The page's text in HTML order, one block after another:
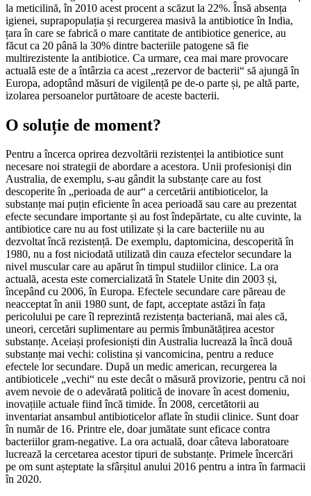
la meticilină, în 2010 acest procent a scăzut la 22%. Însă absența
igienei, suprapopulația și recurgerea masivă la antibiotice în India,
țara în care se fabrică o mare cantitate de antibiotice generice, au
făcut ca 20 până la 30% dintre bacteriile patogene să fie
multirezistente la antibiotice. Ca urmare, cea mai mare provocare
actuală este de a întârzia ca acest „rezervor de bacterii“ să ajungă în
Europa, adoptând măsuri de vigilență pe de-o parte și, pe altă parte,
izolarea persoanelor purtătoare de aceste bacterii.
O soluție de moment?
Pentru a încerca oprirea dezvoltării rezistenței la antibiotice sunt
necesare noi strategii de abordare a acestora. Unii profesioniși din
Australia, de exemplu, s-au gândit la substanțe care au fost
descoperite în „perioada de aur“ a cercetării antibioticelor, la
substanțe mai puțin eficiente în acea perioadă sau care au prezentat
efecte secundare importante și au fost îndepărtate, cu alte cuvinte, la
antibiotice care nu au fost utilizate și la care bacteriile nu au
dezvoltat încă rezistență. De exemplu, daptomicina, descoperită în
1980, nu a fost niciodată utilizată din cauza efectelor secundare la
nivel muscular care au apărut în timpul studiilor clinice. La ora
actuală, acesta este comercializată în Statele Unite din 2003 și,
începând cu 2006, în Europa. Efectele secundare care păreau de
neacceptat în anii 1980 sunt, de fapt, acceptate astăzi în fața
pericolului pe care îl reprezintă rezistența bacteriană, mai ales că,
uneori, cercetări suplimentare au permis îmbunătățirea acestor
substanțe. Aceiași profesioniști din Australia lucrează la încă două
substanțe mai vechi: colistina și vancomicina, pentru a reduce
efectele lor secundare. După un medic american, recurgerea la
antibioticele „vechi“ nu este decât o măsură provizorie, pentru că noi
avem nevoie de o adevărată politică de inovare în acest domeniu,
inovațiile actuale fiind încă timide. În 2008, cercetătorii au
inventariat ansambul antibioticelor aflate în studii clinice. Sunt doar
în număr de 16. Printre ele, doar jumătate sunt eficace contra
bacteriilor gram-negative. La ora actuală, doar câteva laboratoare
lucrează la cercetarea acestor tipuri de substanțe. Primele încercări
pe om sunt așteptate la sfârșitul anului 2016 pentru a intra în farmacii
în 2020.